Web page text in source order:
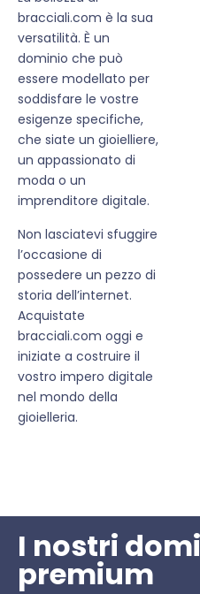
bracciali.com è la sua
versatilità. È un
dominio che può
essere modellato per
soddisfare le vostre
esigenze specifiche,
che siate un gioielliere,
un appassionato di
moda o un
imprenditore digitale.
Non lasciatevi sfuggire
l’occasione di
possedere un pezzo di
storia dell’internet.
Acquistate
bracciali.com oggi e
iniziate a costruire il
vostro impero digitale
nel mondo della
gioielleria.
I nostri
premium